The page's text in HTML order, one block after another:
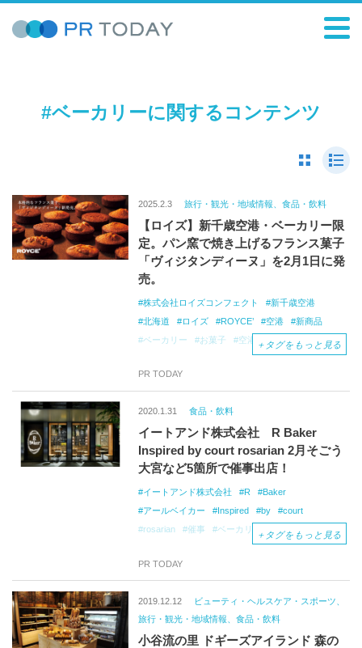
#ベーカリーに関するコンテンツ
2025.2.3 旅行・観光・地域情報、食品・飲料
【ロイズ】新千歳空港・ベーカリー限
定。パン窯で焼き上げるフランス菓子
「ヴィジタンディーヌ」を2月1日に発
売。
株式会社ロイズコンフェクト
新千歳空港
北海道
ロイズ ROYCE’ 空港
新商品
ベーカリー
お菓子 空港スイーツ カヌレ
＋ タグをもっと見る
PR TODAY
2020.1.31 食品・飲料
イートアンド株式会社 R Baker
Inspired by court rosarian 2月そごう
大宮など5箇所で催事出店！
イートアンド株式会社 R
Baker
アールベイカー
Inspired by
court
rosarian
催事 ベーカリーカフェ
自家製酵母
＋ タグをもっと見る
PR TODAY
2019.12.12
ビューティ・ヘルスケア・スポーツ、
旅行・観光・地域情報、食品・飲料
小谷流の里 ドギーズアイランド 森の